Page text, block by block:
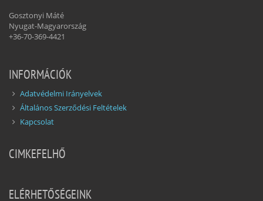
Gosztonyi Máté
Nyugat-Magyarország
+36-70-369-4421
INFORMÁCIÓK
Adatvédelmi Irányelvek
Általános Szerződési Feltételek
Kapcsolat
CIMKEFELHŐ
ELÉRHETŐSÉGEINK